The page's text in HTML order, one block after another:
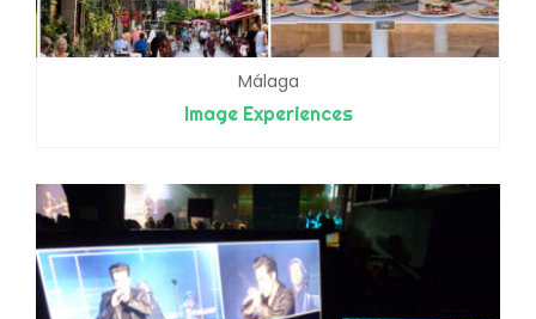
Málaga
Image Experiences